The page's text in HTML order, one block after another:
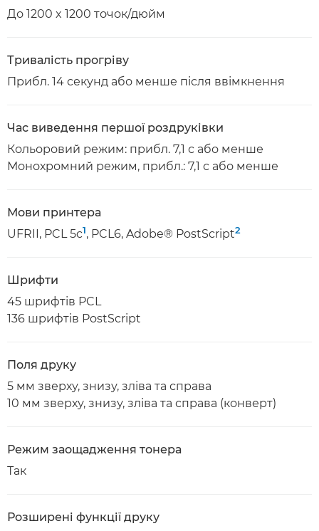
До 1200 x 1200 точок/дюйм
Тривалість прогріву
Прибл. 14 секунд або менше після ввімкнення
Час виведення першої роздруківки
Кольоровий режим: прибл. 7,1 с або менше
Монохромний режим, прибл.: 7,1 с або менше
Мови принтера
UFRII, PCL 5c1, PCL6, Adobe® PostScript2
Шрифти
45 шрифтів PCL
136 шрифтів PostScript
Поля друку
5 мм зверху, знизу, зліва та справа
10 мм зверху, знизу, зліва та справа (конверт)
Режим заощадження тонера
Так
Розширені функції друку